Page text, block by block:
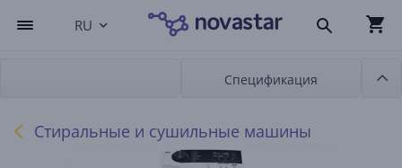
RU
Спецификация
Стиральные и сушильные машины